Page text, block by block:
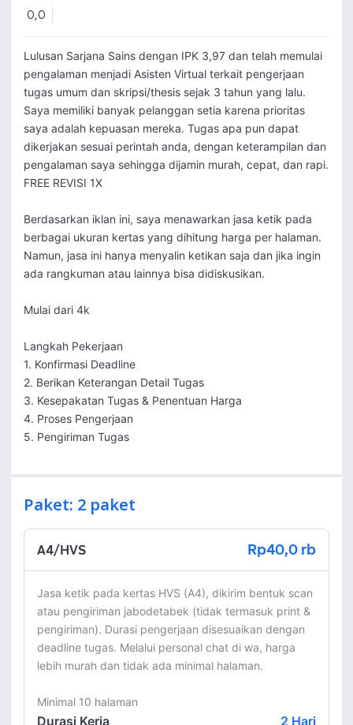
0,0
Lulusan Sarjana Sains dengan IPK 3,97 dan telah memulai
pengalaman menjadi Asisten Virtual terkait pengerjaan
tugas umum dan skripsi/thesis sejak 3 tahun yang lalu.
Saya memiliki banyak pelanggan setia karena prioritas
saya adalah kepuasan mereka. Tugas apa pun dapat
dikerjakan sesuai perintah anda, dengan keterampilan dan
pengalaman saya sehingga dijamin murah, cepat, dan rapi.
FREE REVISI 1X
Berdasarkan iklan ini, saya menawarkan jasa ketik pada
berbagai ukuran kertas yang dihitung harga per halaman.
Namun, jasa ini hanya menyalin ketikan saja dan jika ingin
ada rangkuman atau lainnya bisa didiskusikan.
Mulai dari 4k
Langkah Pekerjaan
1. Konfirmasi Deadline
2. Berikan Keterangan Detail Tugas
3. Kesepakatan Tugas & Penentuan Harga
4. Proses Pengerjaan
5. Pengiriman Tugas
Paket: 2 paket
A4/HVS Rp40,0 rb
Jasa ketik pada kertas HVS (A4), dikirim bentuk scan
atau pengiriman jabodetabek (tidak termasuk print &
pengiriman). Durasi pengerjaan disesuaikan dengan
deadline tugas. Melalui personal chat di wa, harga
lebih murah dan tidak ada minimal halaman.
Minimal 10 halaman
Durasi Kerja 2 Hari